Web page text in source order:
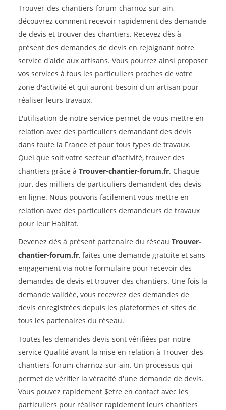
Trouver-des-chantiers-forum-charnoz-sur-ain,
découvrez comment recevoir rapidement des demande
de devis et trouver des chantiers. Recevez dès à
présent des demandes de devis en rejoignant notre
service d'aide aux artisans. Vous pourrez ainsi proposer
vos services à tous les particuliers proches de votre
zone d'activité et qui auront besoin d'un artisan pour
réaliser leurs travaux.
L'utilisation de notre service permet de vous mettre en
relation avec des particuliers demandant des devis
dans toute la France et pour tous types de travaux.
Quel que soit votre secteur d'activité, trouver des
chantiers grâce à Trouver-chantier-forum.fr. Chaque
jour, des milliers de particuliers demandent des devis
en ligne. Nous pouvons facilement vous mettre en
relation avec des particuliers demandeurs de travaux
pour leur Habitat.
Devenez dès à présent partenaire du réseau Trouver-
chantier-forum.fr, faites une demande gratuite et sans
engagement via notre formulaire pour recevoir des
demandes de devis et trouver des chantiers. Une fois la
demande validée, vous recevrez des demandes de
devis enregistrées depuis les plateformes et sites de
tous les partenaires du réseau.
Toutes les demandes devis sont vérifiées par notre
service Qualité avant la mise en relation à Trouver-des-
chantiers-forum-charnoz-sur-ain. Un processus qui
permet de vérifier la véracité d'une demande de devis.
Vous pouvez rapidement $etre en contact avec les
particuliers pour réaliser rapidement leurs chantiers